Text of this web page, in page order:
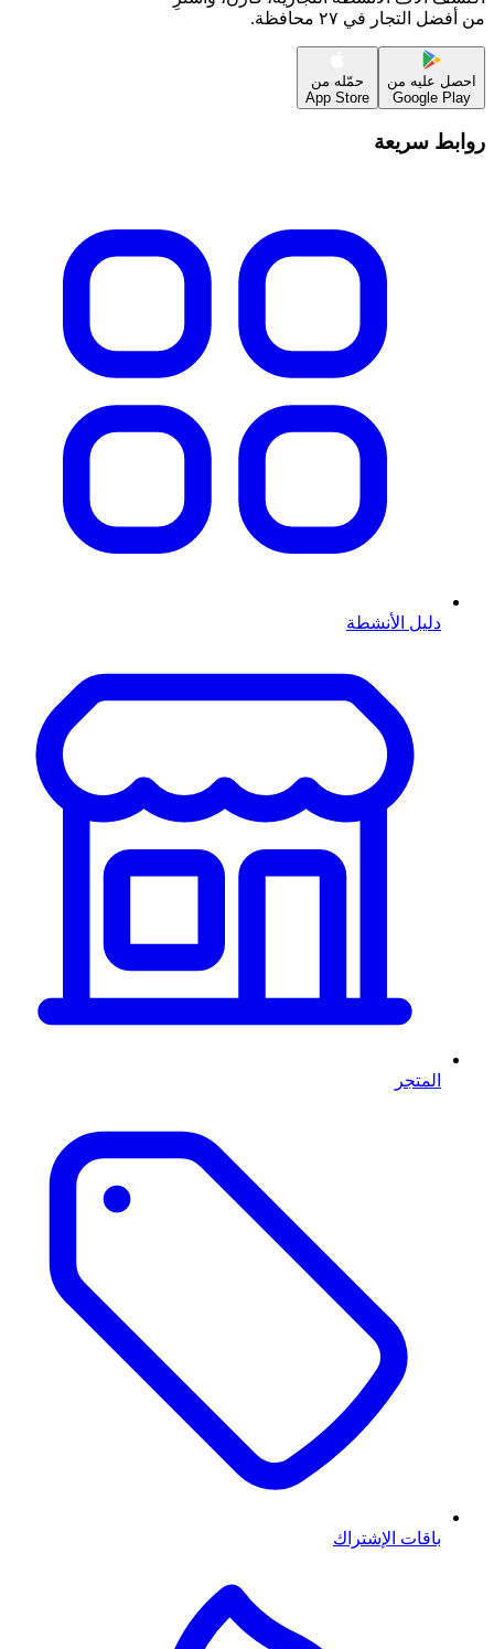
من أفضل التجار في ٢٧ محافظة.
احصل عليه من
Google Play
حمّله من
App Store
روابط سريعة
دليل الأنشطة
المتجر
باقات الإشتراك